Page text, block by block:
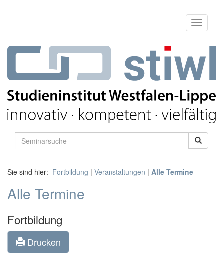
Sie sind hier: Fortbildung | Veranstaltungen | Alle Termine
Alle Termine
Fortbildung
Drucken